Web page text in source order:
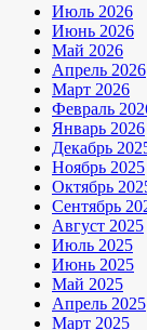
Июль 2026
Июнь 2026
Май 2026
Апрель 2026
Март 2026
Февраль
Январь 2026
Декабрь
Ноябрь 2025
Октябрь
Сентябрь
Август 2025
Июль 2025
Июнь 2025
Май 2025
Апрель 2025
Март 2025